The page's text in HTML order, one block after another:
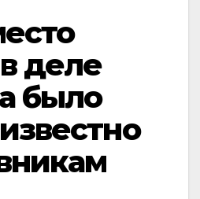
деле
было